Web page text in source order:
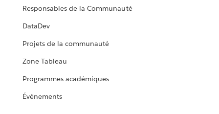
Responsables de la Communauté
DataDev
Projets de la communauté
Zone Tableau
Programmes académiques
Événements